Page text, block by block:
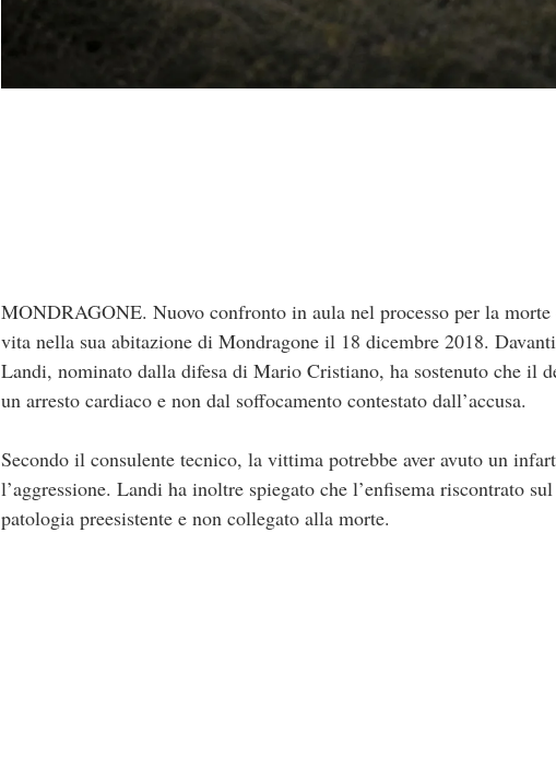
MONDRAGONE. Nuovo confronto in aula nel processo per la
vita nella sua abitazione di Mondragone il 18 dicembre 2018.
Landi, nominato dalla difesa di Mario Cristiano, ha sostenuto che il
un arresto cardiaco e non dal soffocamento contestato dall’accusa.
Secondo il consulente tecnico, la vittima potrebbe aver avuto un
l’aggressione. Landi ha inoltre spiegato che l’enfisema riscontrato
patologia preesistente e non collegato alla morte.